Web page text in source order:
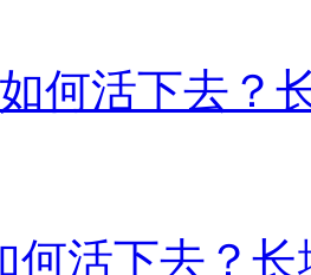
何活下去？
何活下去？长